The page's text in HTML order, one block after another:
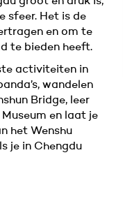
sfeer. Het is de
en om te
te bieden heeft.
activiteiten in
wandelen
Bridge, leer
en laat je
het Wenshu
je in Chengdu